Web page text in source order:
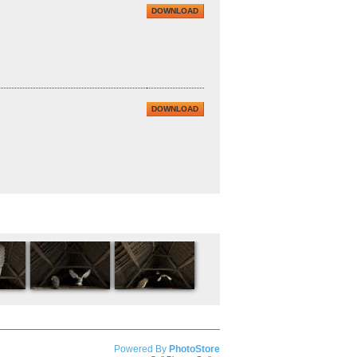
DOWNLOAD
DOWNLOAD
Powered By PhotoStore